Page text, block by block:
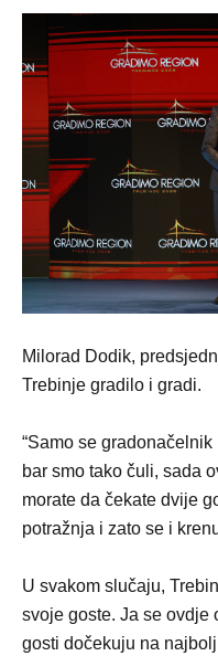
Milorad Dodik,
Trebinje gradilo i gradi.
“Samo se
bar smo tako čuli, sada
morate da čekate dvije
potražnja i zato se i
U svakom slučaju,
svoje goste. Ja se ovdje
gosti dočekuju na